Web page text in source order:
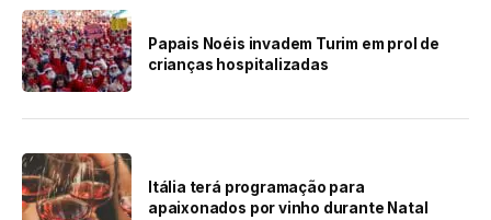
Papais Noéis invadem Turim em prol de
crianças hospitalizadas
Itália terá programação para
apaixonados por vinho durante Natal